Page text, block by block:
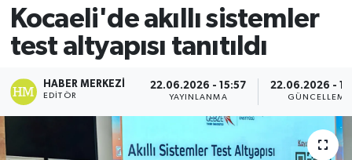
Kocaeli'de akıllı sistemler
test altyapısı tanıtıldı
HABER MERKEZI
EDITÖR
22.06.2026 - 15:57
YAYINLANMA
22.06.2026 -
GÜNCELLEME
YAŞAM
Son Dakika Haberleri
Haber Arşivi